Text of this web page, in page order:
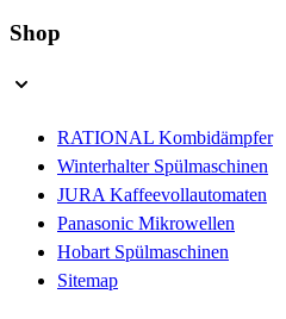
Shop
RATIONAL Kombidämpfer
Winterhalter Spülmaschinen
JURA Kaffeevollautomaten
Panasonic Mikrowellen
Hobart Spülmaschinen
Sitemap